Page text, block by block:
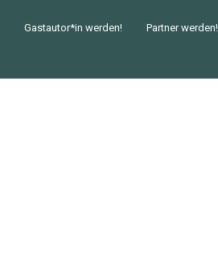
Gastautor*in werden! Partner werden!